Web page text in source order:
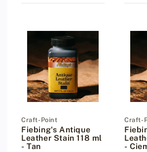
Dostawca:
Craft-Point
Fiebing's Antique
Leather Stain 118 ml
- Tan
Craft-
-